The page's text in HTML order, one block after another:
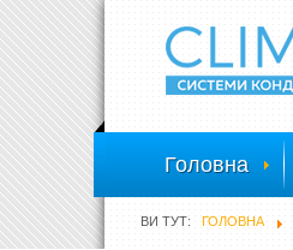
Головна
ВИ ТУТ: ГОЛОВНА